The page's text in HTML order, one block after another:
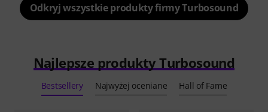
Odkryj wszystkie produkty firmy Turbosound
Najlepsze produkty Turbosound
Bestsellery Najwyżej oceniane Hall of Fame